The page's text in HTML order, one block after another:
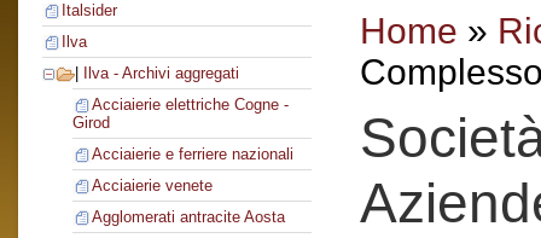
Italsider
Ilva
Ilva - Archivi aggregati
Acciaierie elettriche Cogne -
Girod
Acciaierie e ferriere nazionali
Acciaierie venete
Agglomerati antracite Aosta
Home »